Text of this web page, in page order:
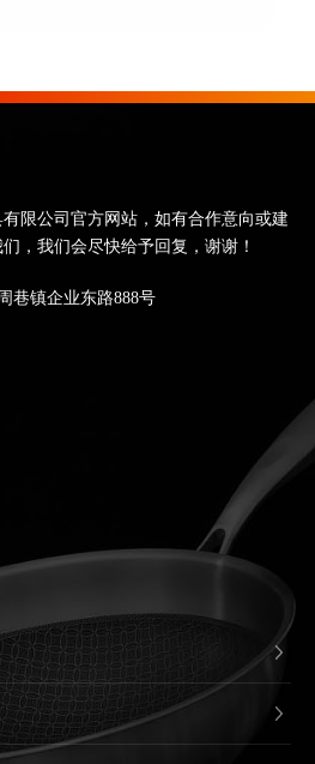
限公司官方网站，如有合作意向或建
，我们会尽快给予回复，谢谢！
巷镇企业东路888号